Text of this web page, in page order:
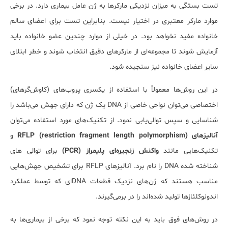
تست بستگی به میزان نزدیکی مارکرها به ژن عامل بیماری دارد. در برخی
موارد مارکر معتبری در اختیار نیست. بنابراین تست برای اعضای سالم
خانواده مفید نخواهد بود. در خیلی از موارد چندین عضو خانواده باید
آزمایش شوند تا مجموعه‌ای از مارکرهای دقیق انتخاب شوند و خطر ابتلای
سایر اعضای خانواده نیز سنجیده شود.
در این روش‌ها معمولاً با استفاده از یکسری پروب‌های (کاوش‌گرهای)
اختصاصی می‌توان نواحی خاصی از DNA یک ژن که دارای جهش می‌باشد را
شناسایی و سپس توالی‌یابی نمود. از تکنیک‌های مورد استفاده می‌توان
آنالیزهای
RFLP (restriction fragment length polymorphism)
و
تکنیک‌هایی مانندواکنش زنجیره‌ای پلیمراز (PCR)
برای توالی های
شناخته شده DNA را نام برد. آنالیزهای RFLP برای تشخیص جهش‌هایی
مناسب هستند که ژ‌ن‌های نزدیک قطعات DNAای که توسط عملکرد
اندونوکلئازها تولید شده‌اند را در برمی‌گیرند.
در روش‌های فوق باید به این نکته توجه نمود که برخی از بیماری‌ها به